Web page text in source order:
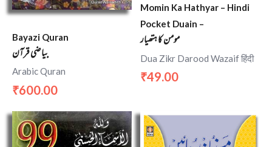
Bayazi Quran
بیاضی قرآن
Arabic Quran
₹600.00
Momin Ka Hathyar – Hindi
Pocket Duain –
مومن کا ہتھیار
Dua Zikr Darood Wazaif हिंदी
₹49.00